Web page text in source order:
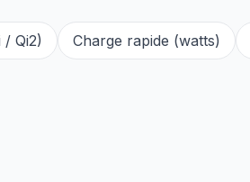
/ Qi2) Charge rapide (watts)